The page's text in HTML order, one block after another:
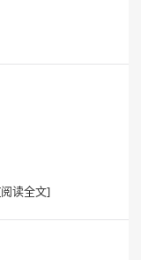
读全文]